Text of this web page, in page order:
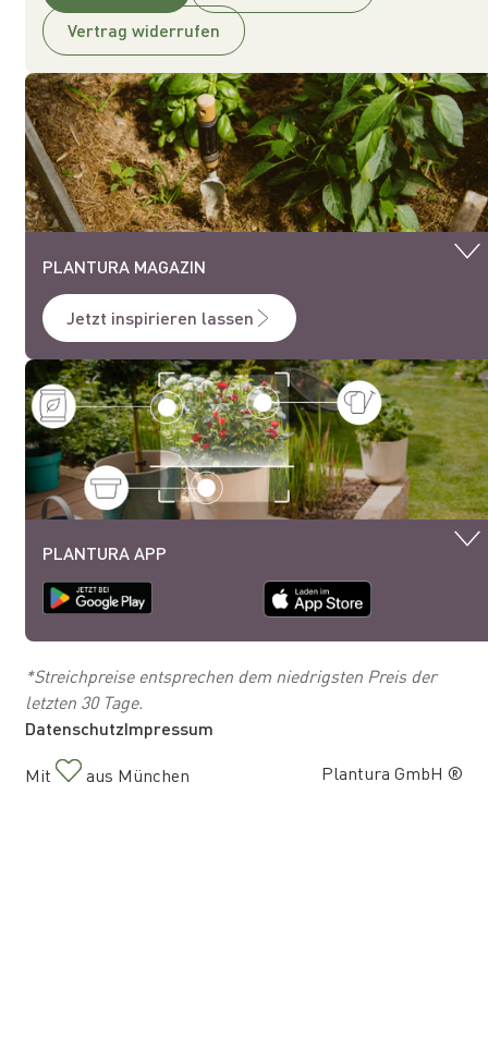
Vertrag widerrufen
PLANTURA MAGAZIN
Jetzt inspirieren lassen
PLANTURA APP
*Streichpreise entsprechen dem niedrigsten Preis der
letzten 30 Tage.
Plantura GmbH ®
Mit aus München
DatenschutzImpressum